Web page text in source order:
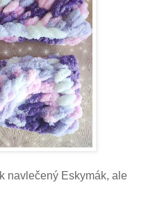
navlečený Eskymák, ale